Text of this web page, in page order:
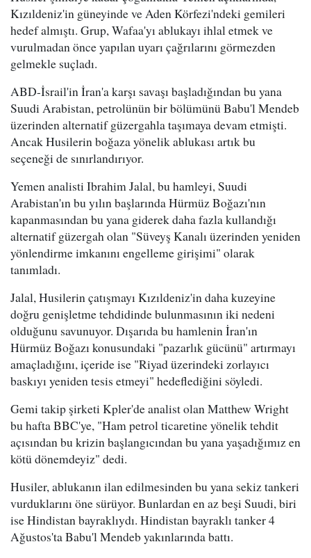
Kızıldeniz'in güneyinde ve Aden Körfezi'ndeki gemileri
hedef almıştı. Grup, Wafaa'yı ablukayı ihlal etmek ve
vurulmadan önce yapılan uyarı çağrılarını görmezden
gelmekle suçladı.
ABD-İsrail'in İran'a karşı savaşı başladığından bu yana
Suudi Arabistan, petrolünün bir bölümünü Babu'l Mendeb
üzerinden alternatif güzergahla taşımaya devam etmişti.
Ancak Husilerin boğaza yönelik ablukası artık bu
seçeneği de sınırlandırıyor.
Yemen analisti Ibrahim Jalal, bu hamleyi, Suudi
Arabistan'ın bu yılın başlarında Hürmüz Boğazı'nın
kapanmasından bu yana giderek daha fazla kullandığı
alternatif güzergah olan "Süveyş Kanalı üzerinden yeniden
yönlendirme imkanını engelleme girişimi" olarak
tanımladı.
Jalal, Husilerin çatışmayı Kızıldeniz'in daha kuzeyine
doğru genişletme tehdidinde bulunmasının iki nedeni
olduğunu savunuyor. Dışarıda bu hamlenin İran'ın
Hürmüz Boğazı konusundaki "pazarlık gücünü" artırmayı
amaçladığını, içeride ise "Riyad üzerindeki zorlayıcı
baskıyı yeniden tesis etmeyi" hedeflediğini söyledi.
Gemi takip şirketi Kpler'de analist olan Matthew Wright
bu hafta BBC'ye, "Ham petrol ticaretine yönelik tehdit
açısından bu krizin başlangıcından bu yana yaşadığımız en
kötü dönemdeyiz" dedi.
Husiler, ablukanın ilan edilmesinden bu yana sekiz tankeri
vurduklarını öne sürüyor. Bunlardan en az beşi Suudi, biri
ise Hindistan bayraklıydı. Hindistan bayraklı tanker 4
Ağustos'ta Babu'l Mendeb yakınlarında battı.